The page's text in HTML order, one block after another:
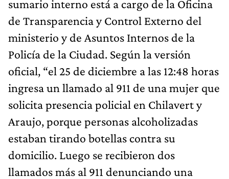
sumario interno está a cargo de la Oficina
de Transparencia y Control Externo del
ministerio y de Asuntos Internos de la
Policía de la Ciudad. Según la versión
oficial, “el 25 de diciembre a las 12:48 horas
ingresa un llamado al 911 de una mujer que
solicita presencia policial en Chilavert y
Araujo, porque personas alcoholizadas
estaban tirando botellas contra su
domicilio. Luego se recibieron dos
llamados más al 911 denunciando una